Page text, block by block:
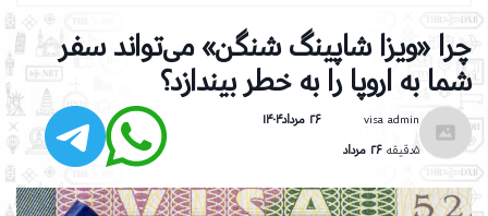
چرا «ویزا شاپینگ شنگن» می‌تواند سفر
شما به اروپا را به خطر بیندازد؟
visa admin
۵دقیقه
۲۶ مرداد
۲۶ مرداد۱۴۰۴